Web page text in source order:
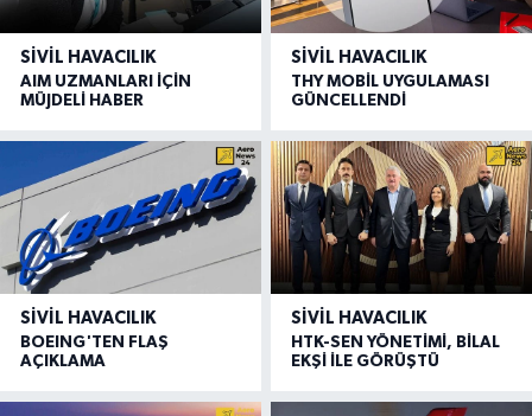
SIVIL HAVACILIK
AIM UZMANLARI İÇİN
MÜJDELİ HABER
SIVIL HAVACILIK
THY MOBİL UYGULAMASI
GÜNCELLENDİ
SIVIL HAVACILIK
BOEING'TEN FLAŞ
AÇIKLAMA
SIVIL HAVACILIK
HTK-SEN YÖNETİMİ, BİLAL
EKŞİ İLE GÖRÜŞTÜ